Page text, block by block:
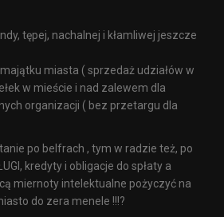
tępej, nachalnej i kłamliwej jeszcze
miasta ( sprzedaż udziałów w
w mieście i nad zalewem dla
organizacji ( bez przetargu dla
po belfrach , tym w radzie też, po
kredyty i obligacje do spłaty a
miernoty intelektualne pożyczyć na
do zera menele !!!?